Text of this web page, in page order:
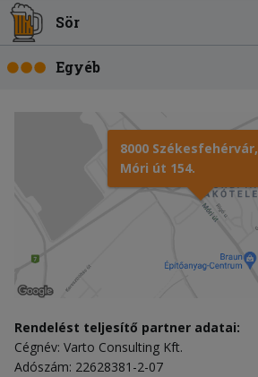
Sör
Egyéb
8000 Székesfehérvár,
Móri út 154.
Rendelést teljesítő partner adatai:
Cégnév: Varto Consulting Kft.
Adószám: 22628381-2-07